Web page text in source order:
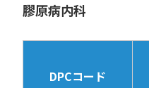
膠原病内科
DPCコード